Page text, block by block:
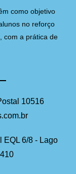
como objetivo
no reforço
com a prática de
10516
EQL 6/8 - Lago